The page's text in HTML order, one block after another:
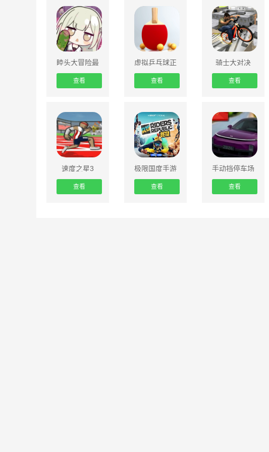
睦头大冒险最
查看
虚拟乒乓球正
查看
骑士大对决
查看
速度之星3
查看
极限国度手游
查看
手动挡停车场
查看